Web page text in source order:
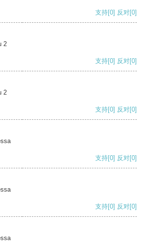
支持[0] 反对[0]
2
支持[0] 反对[0]
2
支持[0] 反对[0]
支持[0] 反对[0]
支持[0] 反对[0]